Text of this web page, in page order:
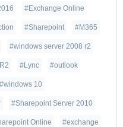
#Exchange Online
#Sharepoint #M365
#windows server 2008 r2
#Lync #outlook
#windows 10
#Sharepoint Server 2010
Online #exchange